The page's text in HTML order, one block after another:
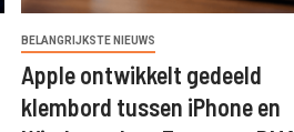
BELANGRIJKSTE NIEUWS
Apple ontwikkelt gedeeld
klembord tussen iPhone en